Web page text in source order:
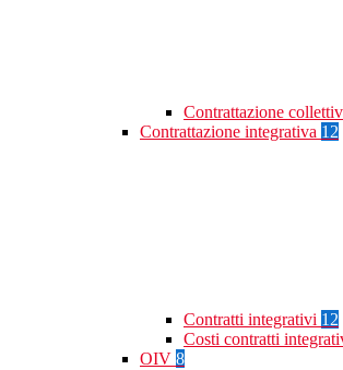
Contrattazione
Contrattazione integrativa 12
Contratti integrativi 12
Costi contratti
OIV 8